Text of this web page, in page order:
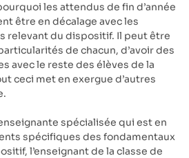
les attendus de fin d’année
être en décalage avec les
relevant du dispositif. Il peut être
de chacun, d’avoir des
avec le reste des élèves de la
ceci met en exergue d’autres
spécialisée qui est en
spécifiques des fondamentaux
l’enseignant de la classe de